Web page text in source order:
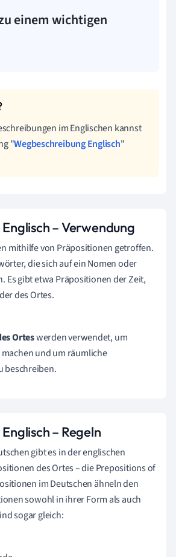
einem wichtigen
im Englischen kannst
"Wegbeschreibung Englisch"
– Verwendung
mithilfe von Präpositionen getroffen.
die sich auf ein Nomen oder
Es gibt etwa Präpositionen der Zeit,
des Ortes.
Orteswerden verwendet, um
und um räumliche
beschreiben.
– Regeln
gibt es in der englischen
des Ortes – die Prepositions of
im Deutschen ähneln den
sowohl in ihrer Form als auch
sogar gleich: